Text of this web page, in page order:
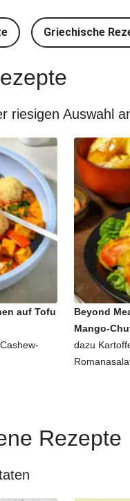
Griechische
riesigen Auswahl
auf Tofu
Beyond
Mango-
dazu
Rezepte